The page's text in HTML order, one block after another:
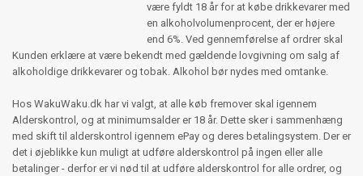
være fyldt 18 år for at købe drikkevarer med
en alkoholvolumenprocent, der er højere
end 6%. Ved gennemførelse af ordrer skal
Kunden erklære at være bekendt med gældende lovgivning om salg af
alkoholdige drikkevarer og tobak. Alkohol bør nydes med omtanke.
Hos WakuWaku.dk har vi valgt, at alle køb fremover skal igennem
Alderskontrol, og at minimumsalder er 18 år. Dette sker i sammenhæng
med skift til alderskontrol igennem ePay og deres betalingsystem. Der er
det i øjeblikke kun muligt at udføre alderskontrol på ingen eller alle
betalinger - derfor er vi nød til at udføre alderskontrol for alle ordrer, og